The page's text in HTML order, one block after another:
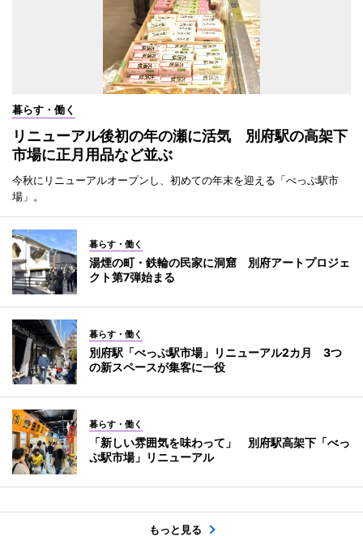
暮らす・働く
リニューアル後初の年の瀬に活気 別府駅の高架下
市場に正月用品など並ぶ
今秋にリニューアルオープンし、初めての年末を迎える「べっぷ駅市
場」。
暮らす・働く
湯煙の町・鉄輪の民家に洞窟 別府アートプロジェ
クト第7弾始まる
暮らす・働く
別府駅「べっぷ駅市場」リニューアル2カ月 3つ
の新スペースが集客に一役
暮らす・働く
「新しい雰囲気を味わって」 別府駅高架下「べっ
ぷ駅市場」リニューアル
もっと見る